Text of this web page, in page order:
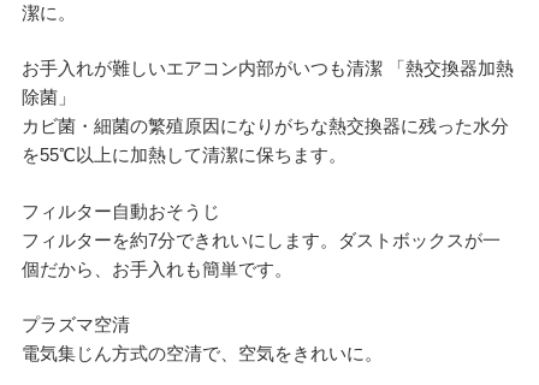
潔に。
お手入れが難しいエアコン内部がいつも清潔 「熱交換器加熱
除菌」
カビ菌・細菌の繁殖原因になりがちな熱交換器に残った水分
を55℃以上に加熱して清潔に保ちます。
フィルター自動おそうじ
フィルターを約7分できれいにします。ダストボックスが一
個だから、お手入れも簡単です。
プラズマ空清
電気集じん方式の空清で、空気をきれいに。